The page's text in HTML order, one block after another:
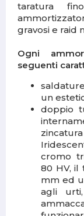
taratura
gravosi e raid
Ogni
seguenti
un
doppio
cromo
80 HV, il
mm ed
agli